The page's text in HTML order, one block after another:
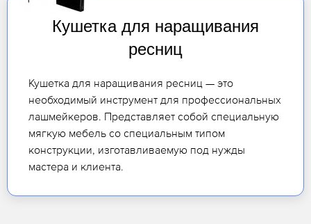
Кушетка для наращивания
ресниц
Кушетка для наращивания ресниц — это
необходимый инструмент для профессиональных
лашмейкеров. Представляет собой специальную
мягкую мебель со специальным типом
конструкции, изготавливаемую под нужды
мастера и клиента.